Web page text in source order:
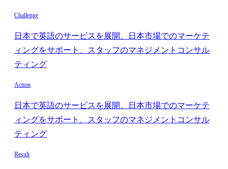
Challenge
日本で英語のサービスを展開、日本市場でのマーケテ
ィングをサポート、スタッフのマネジメントコンサル
ティング
Action
日本で英語のサービスを展開、日本市場でのマーケテ
ィングをサポート、スタッフのマネジメントコンサル
ティング
Result